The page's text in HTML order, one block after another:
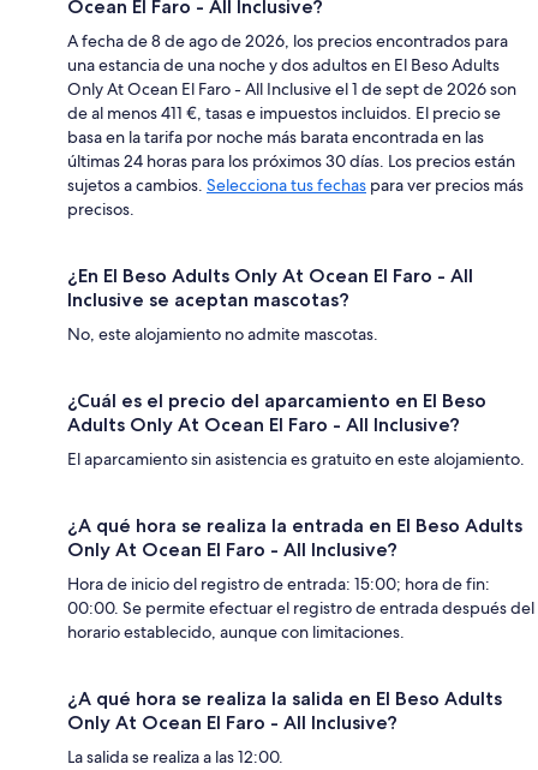
Ocean El Faro - All Inclusive?
A fecha de 8 de ago de 2026, los precios encontrados para
una estancia de una noche y dos adultos en El Beso Adults
Only At Ocean El Faro - All Inclusive el 1 de sept de 2026 son
de al menos 411 €, tasas e impuestos incluidos. El precio se
basa en la tarifa por noche más barata encontrada en las
últimas 24 horas para los próximos 30 días. Los precios están
sujetos a cambios. Selecciona tus fechas para ver precios más
precisos.
¿En El Beso Adults Only At Ocean El Faro - All
Inclusive se aceptan mascotas?
No, este alojamiento no admite mascotas.
¿Cuál es el precio del aparcamiento en El Beso
Adults Only At Ocean El Faro - All Inclusive?
El aparcamiento sin asistencia es gratuito en este alojamiento.
¿A qué hora se realiza la entrada en El Beso Adults
Only At Ocean El Faro - All Inclusive?
Hora de inicio del registro de entrada: 15:00; hora de fin:
00:00. Se permite efectuar el registro de entrada después del
horario establecido, aunque con limitaciones.
¿A qué hora se realiza la salida en El Beso Adults
Only At Ocean El Faro - All Inclusive?
La salida se realiza a las 12:00.